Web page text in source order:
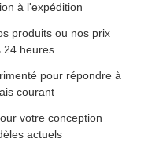
à l'expédition
produits ou nos prix
24 heures
pour répondre à
courant
votre conception
actuels